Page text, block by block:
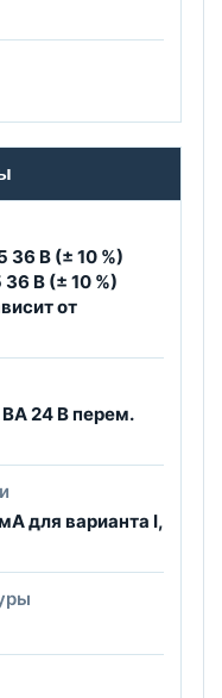
36 В (± 10 %)
36 В (± 10 %)
от
ВА 24 В перем.
для варианта I,